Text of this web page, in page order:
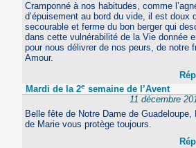
Cramponné à nos habitudes, comme
d’épuisement au bord du vide, il est doux
secourable et ferme du bon berger qui
dans cette vulnérabilité de la Vie donnée
pour nous délivrer de nos peurs, de notre
Amour.
Mardi de la 2e semaine de l’Avent
11 décembre
Belle fête de Notre Dame de
de Marie vous protège toujours.